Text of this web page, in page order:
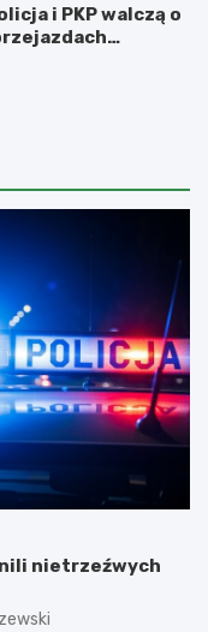
i PKP walczą o
nietrzeźwych